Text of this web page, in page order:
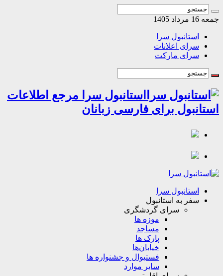
1405
استانبول سرا
سرای اعلانات
سرای مارکت
استانبول سرا مرجع اطلاعات
برای فارسی زبانان
استانبول سرا
سفر به استانبول
سرای گردشگری
موزه ها
مساجد
پارک ها
خیابان‌ها
فستیوال و جشنواره ها
سایر موارد